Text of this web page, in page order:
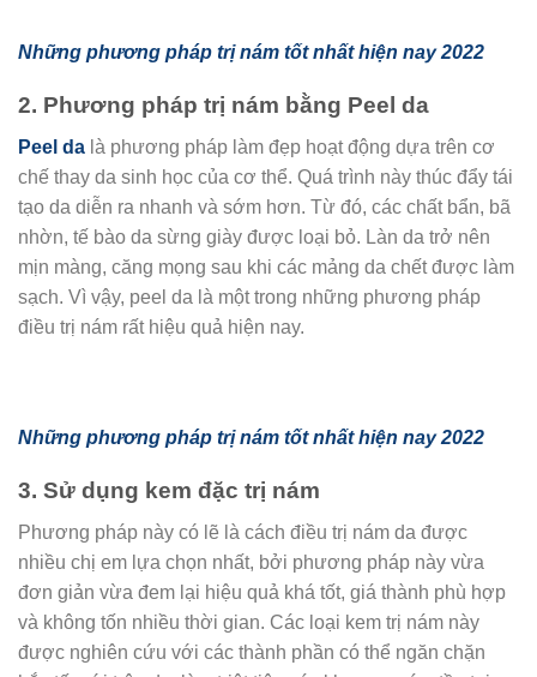
Những phương pháp trị nám tốt nhất hiện nay 2022
2. Phương pháp trị nám bằng Peel da
Peel da là phương pháp làm đẹp hoạt động dựa trên cơ
chế thay da sinh học của cơ thể. Quá trình này thúc đẩy tái
tạo da diễn ra nhanh và sớm hơn. Từ đó, các chất bẩn, bã
nhờn, tế bào da sừng giày được loại bỏ. Làn da trở nên
mịn màng, căng mọng sau khi các mảng da chết được làm
sạch. Vì vậy, peel da là một trong những phương pháp
điều trị nám rất hiệu quả hiện nay.
Những phương pháp trị nám tốt nhất hiện nay 2022
3. Sử dụng kem đặc trị nám
Phương pháp này có lẽ là cách điều trị nám da được
nhiều chị em lựa chọn nhất, bởi phương pháp này vừa
đơn giản vừa đem lại hiệu quả khá tốt, giá thành phù hợp
và không tốn nhiều thời gian. Các loại kem trị nám này
được nghiên cứu với các thành phần có thể ngăn chặn